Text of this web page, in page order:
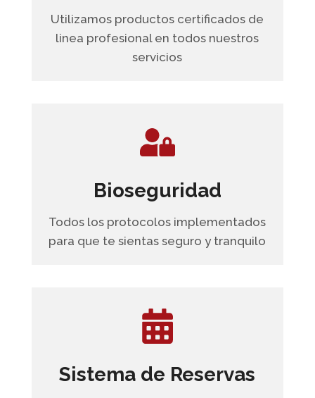
Utilizamos productos certificados de
linea profesional en todos nuestros
servicios
Bioseguridad
Todos los protocolos implementados
para que te sientas seguro y tranquilo
Sistema de Reservas